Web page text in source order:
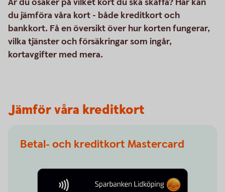
du jämföra våra kort - både kreditkort och
bankkort. Få en översikt över hur korten fungerar,
vilka tjänster och försäkringar som ingår,
kortavgifter med mera.
Jämför våra kreditkort
Betal- och kreditkort Mastercard